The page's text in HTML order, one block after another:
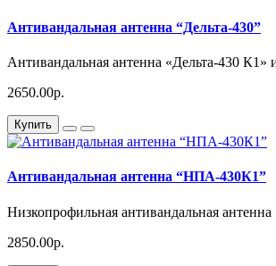
Антивандальная антенна “Дельта-430”
Антивандальная антенна «Дельта-430 К1»
2650.00р.
Купить
Антивандальная антенна “НПА-430К1”
Низкопрофильная антивандальная
2850.00р.